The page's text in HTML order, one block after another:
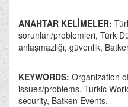
ANAHTAR KELİMELER:
sorunları/problemleri, Türk
anlaşmazlığı, güvenlik,
KEYWORDS: Organization
issues/problems, Turkic
security, Batken Events.